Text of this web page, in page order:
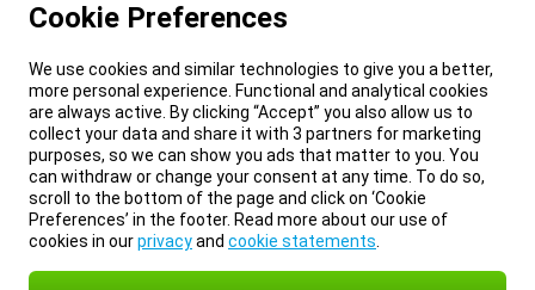
Cookie Preferences
We use cookies and similar technologies to give you a better,
more personal experience. Functional and analytical cookies
are always active. By clicking “Accept” you also allow us to
collect your data and share it with 3 partners for marketing
purposes, so we can show you ads that matter to you. You
can withdraw or change your consent at any time. To do so,
scroll to the bottom of the page and click on ‘Cookie
Preferences’ in the footer. Read more about our use of
cookies in ourprivacyand cookie statements